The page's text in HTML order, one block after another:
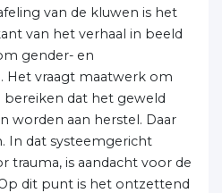
van de kluwen is het
van het verhaal in beeld
gender- en
Het vraagt maatwerk om
dat het geweld
worden aan herstel. Daar
In dat systeemgericht
trauma, is aandacht voor de
dit punt is het ontzettend